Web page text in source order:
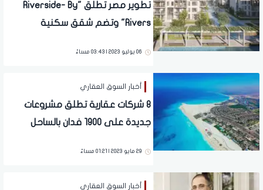
تطوير مصر تطلق "Riverside- By
Rivers" وتضم شقق سكنية
06 يوليو 2023 | 03:43 مساءً
أخبار السوق العقاري
8 شركات عقارية تطلق مشروعات
جديدة على 1900 فدان بالساحل
29 مايو 2023 | 01:21 مساءً
أخبار السوق العقاري